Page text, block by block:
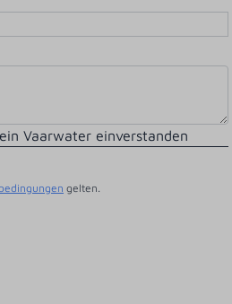
Vaarwater einverstanden
gelten.